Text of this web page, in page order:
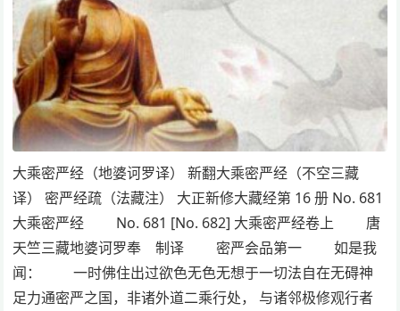
大乘密严经（地婆诃罗译） 新翻大乘密严经（不空三藏
译） 密严经疏（法藏注） 大正新修大藏经第 16 册 No. 681
大乘密严经 No. 681 [No. 682] 大乘密严经卷上 唐
天竺三藏地婆诃罗奉 制译 密严会品第一 如是我
闻： 一时佛住出过欲色无色无想于一切法自在无碍神
足力通密严之国，非诸外道二乘行处， 与诸邻极修观行者